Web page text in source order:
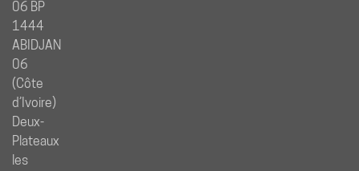
06 BP
1444
ABIDJAN
06
(Côte
d’Ivoire)
Deux-
Plateaux
les